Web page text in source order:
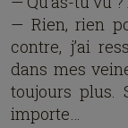
— Rien, rien
contre, j’ai
dans mes
toujours plus.
importe…